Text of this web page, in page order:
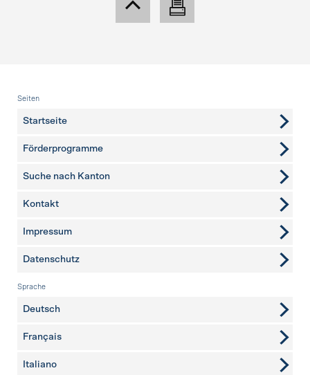
Fusszeile
Seiten
Startseite
Förderprogramme
Suche nach Kanton
weitere Seiten
Kontakt
Impressum
Datenschutz
Sprache
Deutsch
Français
Italiano